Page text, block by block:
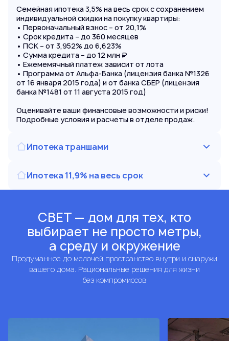
Семейная ипотека 3,5% на весь срок с сохранением
индивидуальной скидки на покупку квартиры:
• Первоначальный взнос – от 20,1%
• Срок кредита – до 360 месяцев
• ПСК – от 3,952% до 6,623%
• Сумма кредита – до 12 млн ₽
• Ежемемячный платеж зависит от лота
• Программа от Альфа-Банка (лицензия банка №1326
от 16 января 2015 года) и от банка СБЕР (лицензия
банка №1481 от 11 августа 2015 год)
Оценивайте ваши финансовые возможности и риски!
Подробные условия и расчеты в отделе продаж.
Ипотека траншами
Ипотека 11,9% на весь срок
СВЕТ — дом для тех, кто
выбирает не просто метры,
а среду и окружение
Продуманное до мелочей пространство внутри и снаружи
вашего дома. Рациональные решения для жизни
без компромиссов